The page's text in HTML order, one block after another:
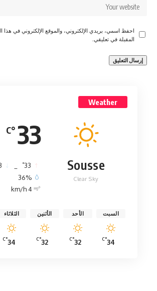
احفظ اسمي، بريدي الإلكتروني، والموقع الإلكتروني في هذا
المقبلة في تعليقي.
Weather
33
°C
Sousse
Clear Sky
33
°
36%
4 km/h
السبت
34
°C
الأحد
32
°C
الأثنين
32
°C
الثلاثاء
34
°C